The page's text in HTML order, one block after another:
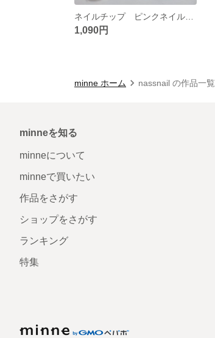
1,090円
minne ホーム nassnail の作品一覧
minneを知る
minneについて
minneで買いたい
作品をさがす
ショップをさがす
ランキング
特集